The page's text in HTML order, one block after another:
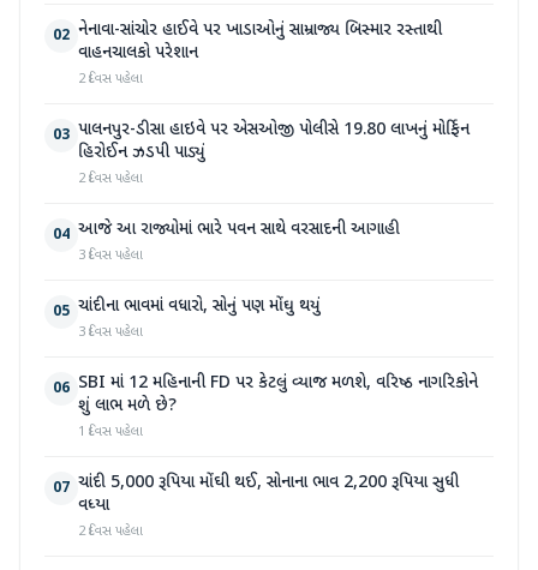
02 નેનાવા-સાંચોર હાઈવે પર ખાડાઓનું સામ્રાજ્ય બિસ્માર રસ્તાથી
વાહનચાલકો પરેશાન
2 દિવસ પહેલા
03 પાલનપુર-ડીસા હાઇવે પર એસઓજી પોલીસે 19.80 લાખનું મોર્ફિન
હિરોઈન ઝડપી પાડ્યું
2 દિવસ પહેલા
04 આજે આ રાજ્યોમાં ભારે પવન સાથે વરસાદની આગાહી
3 દિવસ પહેલા
05 ચાંદીના ભાવમાં વધારો, સોનું પણ મોંઘુ થયું
3 દિવસ પહેલા
06 SBI માં 12 મહિનાની FD પર કેટલું વ્યાજ મળશે, વરિષ્ઠ નાગરિકોને
શું લાભ મળે છે?
1 દિવસ પહેલા
07 ચાંદી 5,000 રૂપિયા મોંઘી થઈ, સોનાના ભાવ 2,200 રૂપિયા સુધી
વધ્યા
2 દિવસ પહેલા